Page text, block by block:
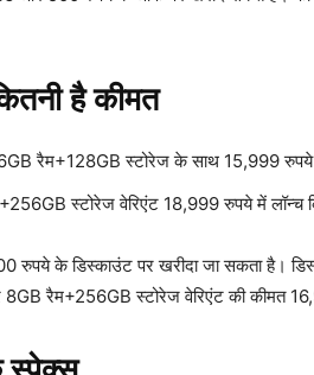
है कीमत
रैम+128GB स्टोरेज के साथ 15,999 रुपये
स्टोरेज वेरिएंट 18,999 रुपये में लॉन्च
रुपये के डिस्काउंट पर खरीदा जा सकता है।
रैम+256GB स्टोरेज वेरिएंट की कीमत